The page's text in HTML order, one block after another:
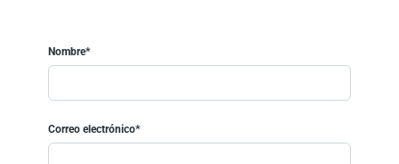
Nombre*
Correo electrónico*